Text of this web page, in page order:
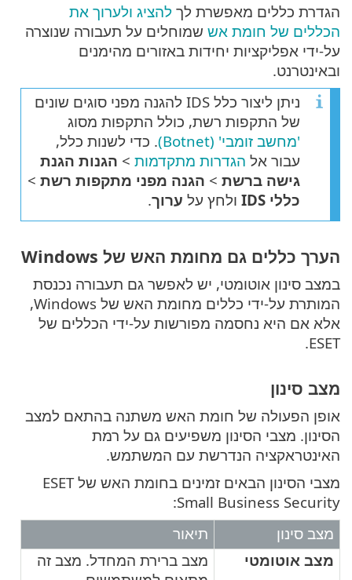
הגדרת כללים מאפשרת לך להציג ולערוך את
הכללים של חומת אש שמוחלים על תעבורה שנוצרה
על-ידי אפליקציות יחידות באזורים מהימנים
ובאינטרנט.
ניתן ליצור כלל IDS להגנה מפני סוגים שונים
של התקפות רשת, כולל התקפות מסוג
'מחשב זומבי' (Botnet)
. כדי לשנות כלל,
עבור אל הגדרות מתקדמות > הגנות הגנת
גישה ברשת > הגנה מפני מתקפות רשת >
כללי IDS
ולחץ על ערוך.
הערך כללים גם מחומת האש של Windows
במצב סינון אוטומטי, יש לאפשר גם תעבורה נכנסת
המותרת על-ידי כללים מחומת האש של Windows,
אלא אם היא נחסמה מפורשות על-ידי הכללים של
ESET.
מצב סינון
אופן הפעולה של חומת האש משתנה בהתאם למצב
הסינון. מצבי הסינון משפיעים גם על רמת
האינטראקציה הנדרשת עם המשתמש.
מצבי הסינון הבאים זמינים בחומת האש של ESET
Small Business Security:
מצב סינון
תיאור
מצב אוטומטי
מצב ברירת המחדל. מצב זה